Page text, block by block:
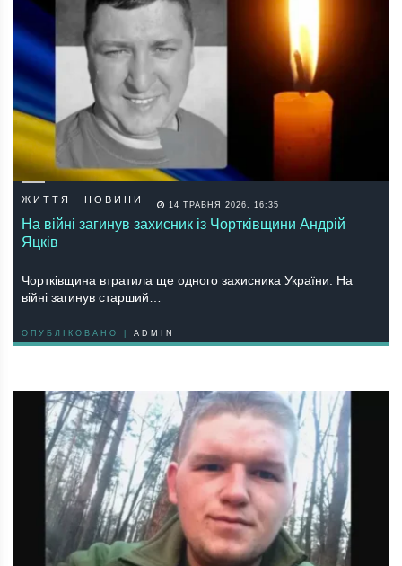
ЖИТТЯ НОВИНИ 14 ТРАВНЯ 2026, 16:35
На війні загинув захисник із Чортківщини Андрій
Яцків
Чортківщина втратила ще одного захисника України. На
війні загинув старший…
ОПУБЛІКОВАНО | ADMIN